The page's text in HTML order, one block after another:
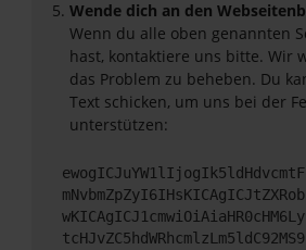
Wende dich an den
Wenn du alle oben genannten
hast, kontaktiere uns bitte. Wir
das Problem zu beheben. Du
Text schicken, um uns bei der
unterstützen: